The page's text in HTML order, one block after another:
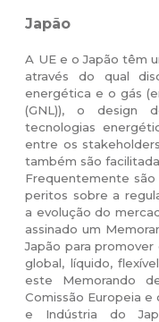
Japão
A UE e o Japão têm
através do qual
energética e o gás
(GNL)), o design
tecnologias
entre os
também são
Frequentemente
peritos sobre a
a evolução do
assinado um
Japão para
global, líquido,
este Memorando
Comissão Europeia
e Indústria do